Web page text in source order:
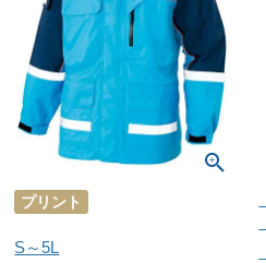
プリント
S～5L